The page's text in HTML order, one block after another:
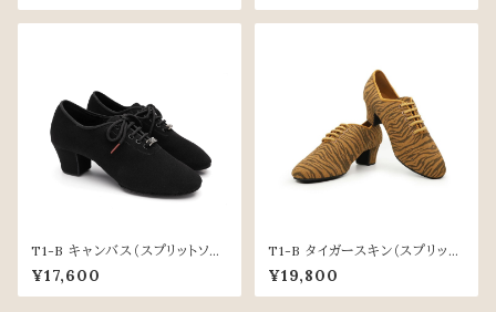
T1-B キャンバス（スプリットソー
ル）
¥17,600
T1-B タイガースキン（スプリット
ソール）
¥19,800